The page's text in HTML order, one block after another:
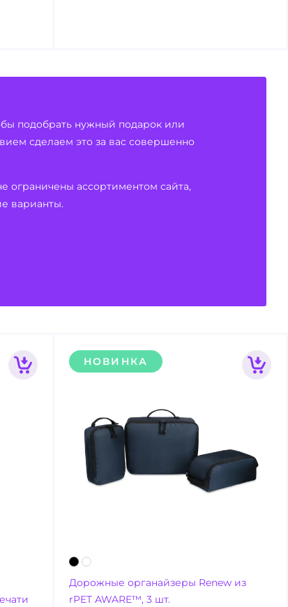
подобрать нужный подарок или
сделаем это за вас совершенно
ограничены ассортиментом сайта,
варианты.
НОВИНКА
Дорожные органайзеры Renew из
rPET AWARE™, 3 шт.